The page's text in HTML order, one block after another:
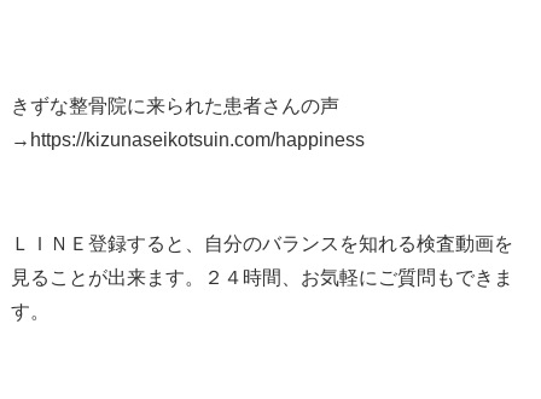
きずな整骨院に来られた患者さんの声
→https://kizunaseikotsuin.com/happiness
ＬＩＮＥ登録すると、自分のバランスを知れる検査動画を
見ることが出来ます。２４時間、お気軽にご質問もできま
す。